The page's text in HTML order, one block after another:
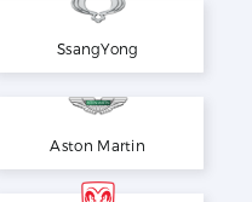
SsangYong
Aston Martin